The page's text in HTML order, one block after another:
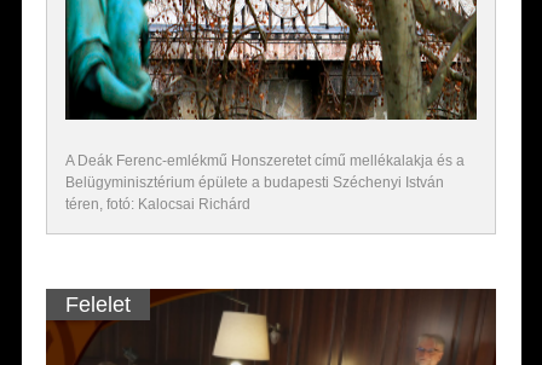
A Deák Ferenc-emlékmű Honszeretet című mellékalakja és a
Belügyminisztérium épülete a budapesti Széchenyi István
téren, fotó: Kalocsai Richárd
Felelet